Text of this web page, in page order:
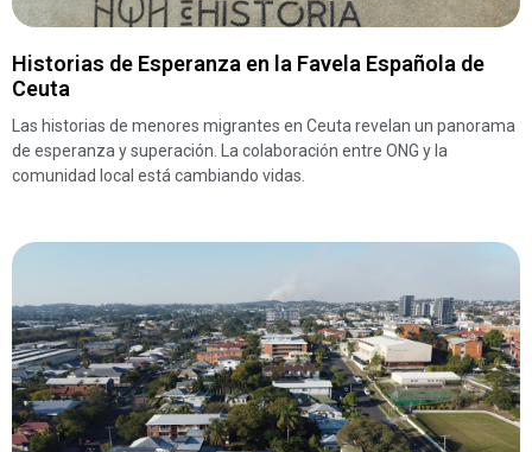
Historias de Esperanza en la Favela Española de
Ceuta
Las historias de menores migrantes en Ceuta revelan un panorama
de esperanza y superación. La colaboración entre ONG y la
comunidad local está cambiando vidas.